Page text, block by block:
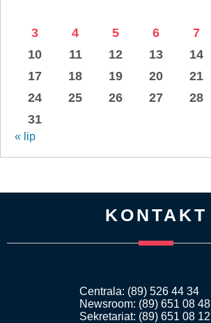
3
4 5 6 7
10
11 12 13 14
17
18 19 20 21
24
25 26 27 28
31
« lip
KONTAKT
Centrala: (89) 526 44 34
Newsroom: (89) 651 08 48
Sekretariat: (89) 651 08 12